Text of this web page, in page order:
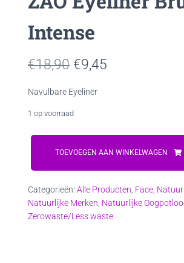
Intense
€18,90 Oorspronkelijke
prijs
was:
€18,90.
€9,45
€9,45.
Navulbare Eyeliner
1 op voorraad
ZAO
Eyeliner
Black
Intense
aantal
TOEVOEGEN AAN WINKELWAGEN
Categorieën: Alle Producten Face
Natuurlijke Merken Natuurlijke
Zerowaste/Less waste